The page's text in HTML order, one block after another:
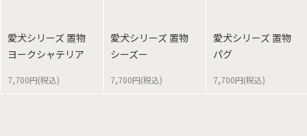
愛犬シリーズ 置物
ヨークシャテリア
7,700円(税込)
愛犬シリーズ 置物
シーズー
7,700円(税込)
愛犬シリーズ 置物
パグ
7,700円(税込)